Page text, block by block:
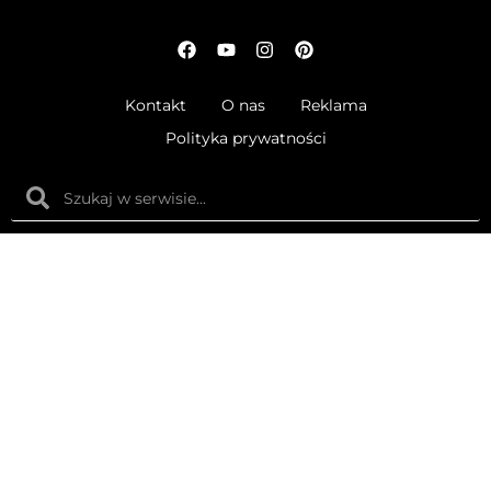
Kontakt O nas
Reklama
Polityka prywatności